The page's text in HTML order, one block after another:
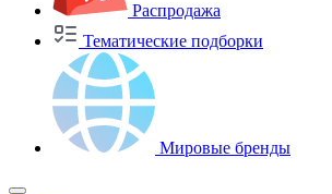
Распродажа
Тематические подборки
Мировые бренды